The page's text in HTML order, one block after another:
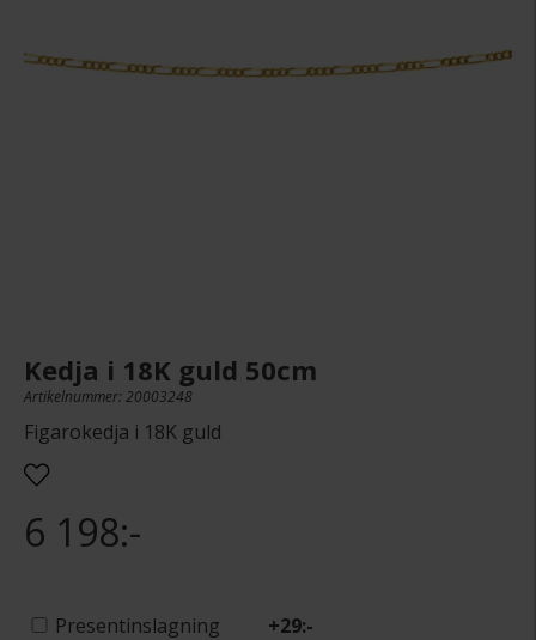
Kedja i 18K guld 50cm
Artikelnummer: 20003248
Figarokedja i 18K guld
6 198:-
Presentinslagning +29:-